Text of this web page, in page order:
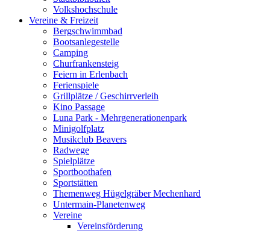
Volkshochschule
Vereine & Freizeit
Bergschwimmbad
Bootsanlegestelle
Camping
Churfrankensteig
Feiern in Erlenbach
Ferienspiele
Grillplätze / Geschirrverleih
Kino Passage
Luna Park - Mehrgenerationenpark
Minigolfplatz
Musikclub Beavers
Radwege
Spielplätze
Sportboothafen
Sportstätten
Themenweg Hügelgräber Mechenhard
Untermain-Planetenweg
Vereine
Vereinsförderung